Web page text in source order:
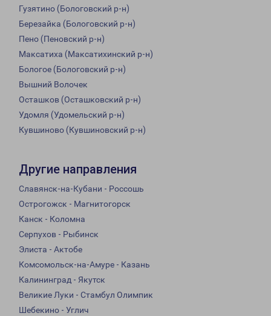
Гузятино (Бологовский р-н)
Березайка (Бологовский р-н)
Пено (Пеновский р-н)
Максатиха (Максатихинский р-н)
Бологое (Бологовский р-н)
Вышний Волочек
Осташков (Осташковский р-н)
Удомля (Удомельский р-н)
Кувшиново (Кувшиновский р-н)
Другие направления
Славянск-на-Кубани - Россошь
Острогожск - Магнитогорск
Канск - Коломна
Серпухов - Рыбинск
Элиста - Актобе
Комсомольск-на-Амуре - Казань
Калининград - Якутск
Великие Луки - Стамбул Олимпик
Шебекино - Углич